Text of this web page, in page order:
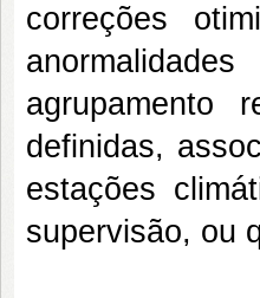
correções
agrupamento
definidas,
estações
supervisão, ou